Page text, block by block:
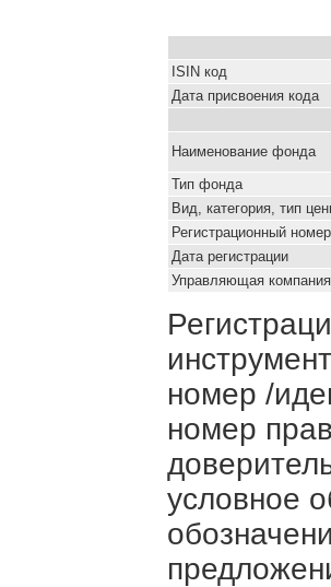
ISIN код
Дата присвоения кода
Наименование фонда
Тип фонда
Вид, категория, тип
Регистрационный номер
Дата регистрации
Управляющая компания
номер /
номер
условное